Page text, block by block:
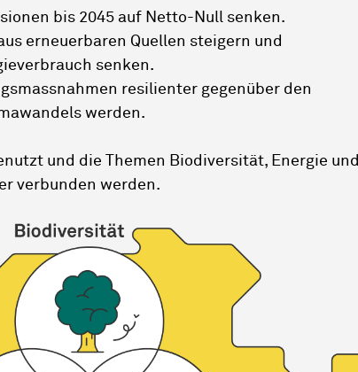
bis 2045 auf Netto-Null senken.
erneuerbaren Quellen steigern und
senken.
resilienter gegenüber den
werden.
und die Themen Biodiversität, Energie und
verbunden werden.